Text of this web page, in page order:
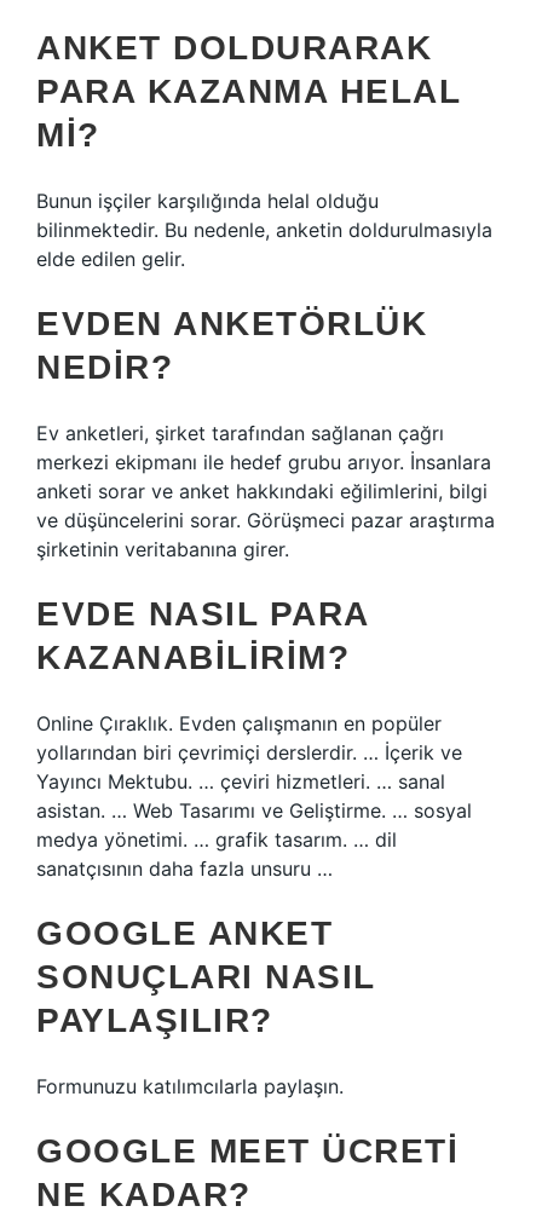
ANKET DOLDURARAK
PARA KAZANMA HELAL
MI?
Bunun işçiler karşılığında helal olduğu
bilinmektedir. Bu nedenle, anketin doldurulmasıyla
elde edilen gelir.
EVDEN ANKETÖRLÜK
NEDIR?
Ev anketleri, şirket tarafından sağlanan çağrı
merkezi ekipmanı ile hedef grubu arıyor. İnsanlara
anketi sorar ve anket hakkındaki eğilimlerini, bilgi
ve düşüncelerini sorar. Görüşmeci pazar araştırma
şirketinin veritabanına girer.
EVDE NASIL PARA
KAZANABILIRIM?
Online Çıraklık. Evden çalışmanın en popüler
yollarından biri çevrimiçi derslerdir. … İçerik ve
Yayıncı Mektubu. … çeviri hizmetleri. … sanal
asistan. … Web Tasarımı ve Geliştirme. … sosyal
medya yönetimi. … grafik tasarım. … dil
sanatçısının daha fazla unsuru …
GOOGLE ANKET
SONUÇLARI NASIL
PAYLAŞILIR?
Formunuzu katılımcılarla paylaşın.
GOOGLE MEET ÜCRETI
NE KADAR?